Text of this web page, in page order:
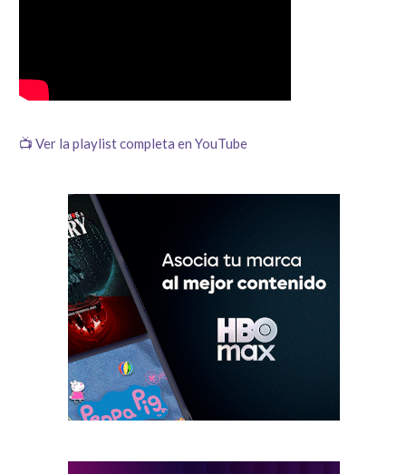
📺 Ver la playlist completa en YouTube